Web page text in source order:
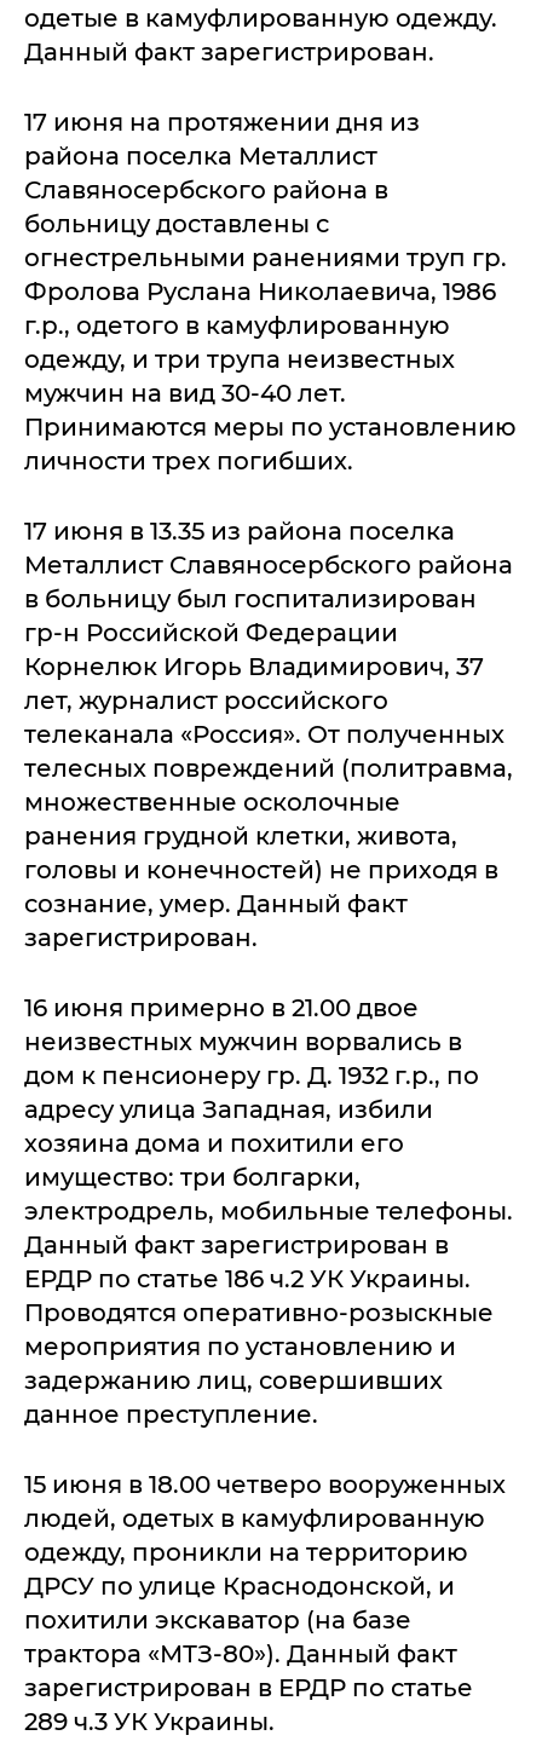
одетые в камуфлированную одежду.
Данный факт зарегистрирован.
17 июня на протяжении дня из
района поселка Металлист
Славяносербского района в
больницу доставлены с
огнестрельными ранениями труп гр.
Фролова Руслана Николаевича, 1986
г.р., одетого в камуфлированную
одежду, и три трупа неизвестных
мужчин на вид 30-40 лет.
Принимаются меры по установлению
личности трех погибших.
17 июня в 13.35 из района поселка
Металлист Славяносербского района
в больницу был госпитализирован
гр-н Российской Федерации
Корнелюк Игорь Владимирович, 37
лет, журналист российского
телеканала «Россия». От полученных
телесных повреждений (политравма,
множественные осколочные
ранения грудной клетки, живота,
головы и конечностей) не приходя в
сознание, умер. Данный факт
зарегистрирован.
16 июня примерно в 21.00 двое
неизвестных мужчин ворвались в
дом к пенсионеру гр. Д. 1932 г.р., по
адресу улица Западная, избили
хозяина дома и похитили его
имущество: три болгарки,
электродрель, мобильные телефоны.
Данный факт зарегистрирован в
ЕРДР по статье 186 ч.2 УК Украины.
Проводятся оперативно-розыскные
мероприятия по установлению и
задержанию лиц, совершивших
данное преступление.
15 июня в 18.00 четверо вооруженных
людей, одетых в камуфлированную
одежду, проникли на территорию
ДРСУ по улице Краснодонской, и
похитили экскаватор (на базе
трактора «МТЗ-80»). Данный факт
зарегистрирован в ЕРДР по статье
289 ч.3 УК Украины.